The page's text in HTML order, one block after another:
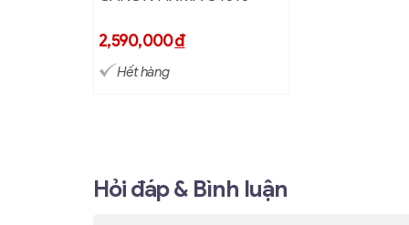
2,590,000đ
Hết hàng
Hỏi đáp & Bình luận